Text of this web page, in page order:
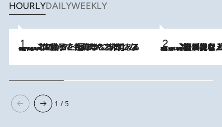
HOURLYDAILYWEEKLY
2026.8.5
【阿川佐和子さんの年とる力】なぜ70代で始めた趣味は“こんなに楽しい”のか？ ピアノ、俳句…スランプに陥っても続けられる“ある秘訣”とは 2026.8.5
【なぜ吉沢亮は「気配を消せる」のか？】興行収入208億の『国宝』を経て挑むミュージカル『ディア・エヴァン・ハンセン』。トップ俳優が舞台上でさらけ出した“孤独”とは
1 / 5